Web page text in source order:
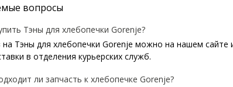
вопросы
Тэны для хлебопечки Gorenje?
Тэны для хлебопечки Gorenje можно на нашем сайте
в отделения курьерских служб.
ли запчасть к хлебопечке Gorenje?